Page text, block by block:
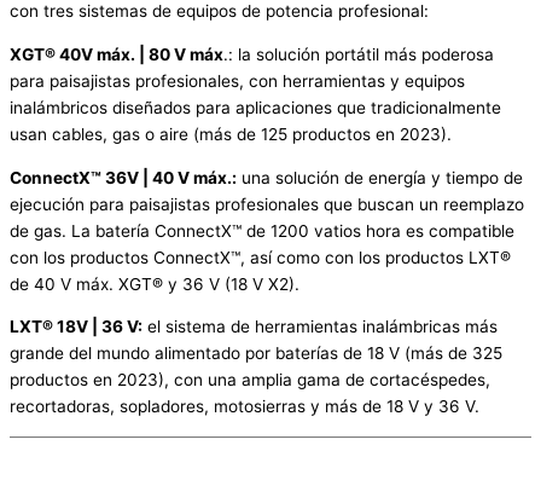
con tres sistemas de equipos de potencia profesional:
XGT® 40V máx. | 80 V máx.: la solución portátil más poderosa
para paisajistas profesionales, con herramientas y equipos
inalámbricos diseñados para aplicaciones que tradicionalmente
usan cables, gas o aire (más de 125 productos en 2023).
ConnectX™ 36V | 40 V máx.: una solución de energía y tiempo de
ejecución para paisajistas profesionales que buscan un reemplazo
de gas. La batería ConnectX™ de 1200 vatios hora es compatible
con los productos ConnectX™, así como con los productos LXT®
de 40 V máx. XGT® y 36 V (18 V X2).
LXT® 18V | 36 V: el sistema de herramientas inalámbricas más
grande del mundo alimentado por baterías de 18 V (más de 325
productos en 2023), con una amplia gama de cortacéspedes,
recortadoras, sopladores, motosierras y más de 18 V y 36 V.